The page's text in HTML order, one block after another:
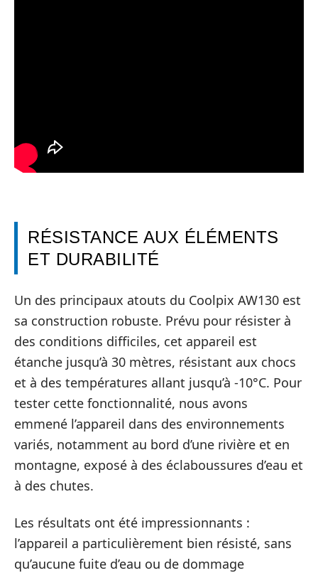
RÉSISTANCE AUX ÉLÉMENTS
ET DURABILITÉ
Un des principaux atouts du Coolpix AW130 est
sa construction robuste. Prévu pour résister à
des conditions difficiles, cet appareil est
étanche jusqu’à 30 mètres, résistant aux chocs
et à des températures allant jusqu’à -10°C. Pour
tester cette fonctionnalité, nous avons
emmené l’appareil dans des environnements
variés, notamment au bord d’une rivière et en
montagne, exposé à des éclaboussures d’eau et
à des chutes.
Les résultats ont été impressionnants :
l’appareil a particulièrement bien résisté, sans
qu’aucune fuite d’eau ou de dommage